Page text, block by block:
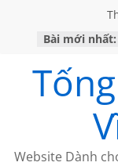
Bài mới nhất:
Website Dành